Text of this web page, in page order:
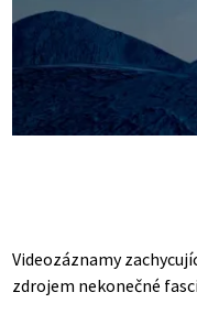
Videozáznamy
zdrojem nekonečné